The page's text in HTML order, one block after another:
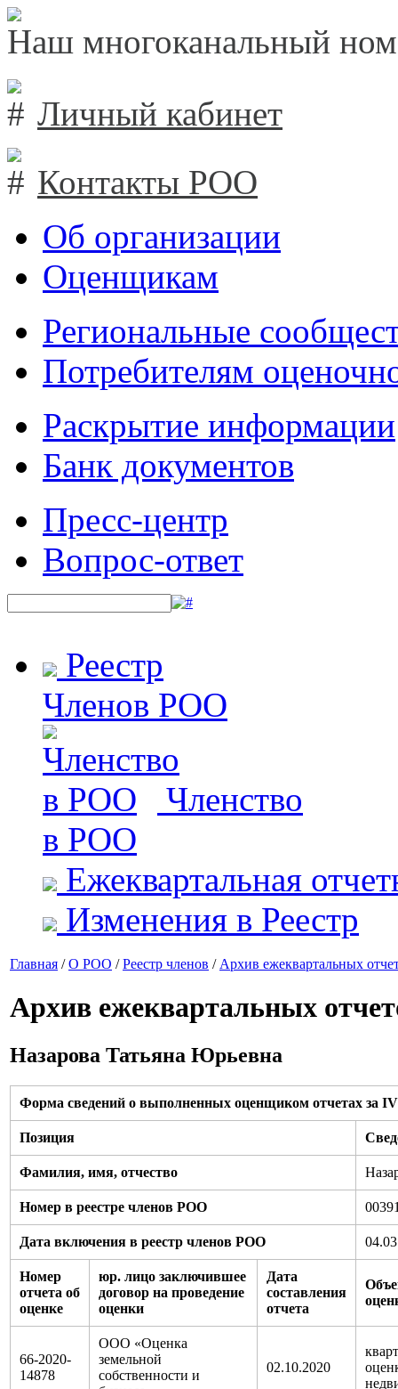
Наш многоканальный
Личный кабинет
Контакты РОО
Об организации
Оценщикам
Региональные
Потребителям
Раскрытие информации
Банк документов
Пресс-центр
Вопрос-ответ
Реестр
Членов РОО
Членство
в РОО
Ежеквартальная
Изменения в Реестр
Главная /О РОО /Реестр членов / Архив ежеквартальных
Архив ежеквартальных
Назарова Татьяна Юрьевна
Форма сведений о выполненных оценщиком отчетах за IV
Позиция
Фамилия, имя, отчество
Номер в реестре членов РОО
Дата включения в реестр членов РОО
Номер
отчета об
оценке
юр. лицо заключившее
договор на проведение
оценки
Дата
составления
отчета
66-2020-
14878
ООО «Оценка
земельной
собственности и
02.10.2020